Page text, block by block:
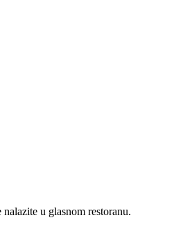
u glasnom restoranu.